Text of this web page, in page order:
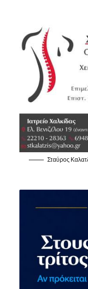
Σταύρος